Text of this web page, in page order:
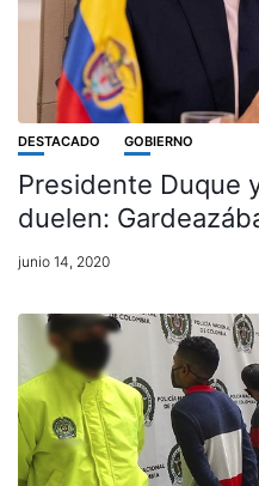
DESTACADO GOBIERNO
Presidente Duque
duelen:
junio 14, 2020